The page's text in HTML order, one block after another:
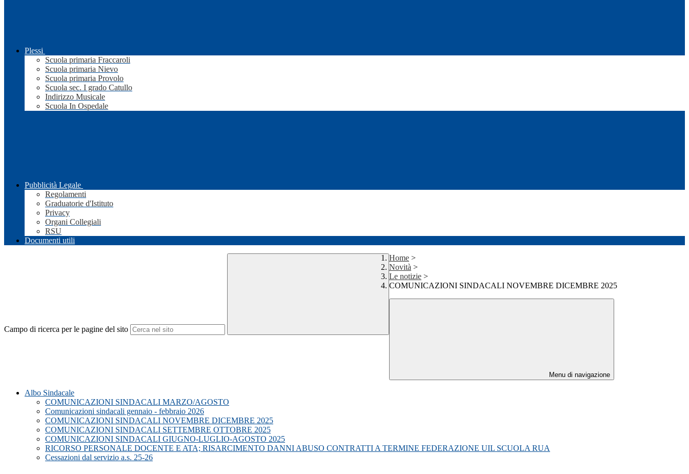
Plessi
Scuola primaria Fraccaroli
Scuola primaria Nievo
Scuola primaria Provolo
Scuola sec. I grado Catullo
Indirizzo Musicale
Scuola In Ospedale
Pubblicità Legale
Regolamenti
Graduatorie d'Istituto
Privacy
Organi Collegiali
RSU
Documenti utili
Campo di ricerca per le pagine del sito
Home >
Novità >
Le notizie >
COMUNICAZIONI SINDACALI NOVEMBRE DICEMBRE 2025
Menu di navigazione
Albo Sindacale
COMUNICAZIONI SINDACALI MARZO/AGOSTO
Comunicazioni sindacali gennaio - febbraio 2026
COMUNICAZIONI SINDACALI NOVEMBRE DICEMBRE 2025
COMUNICAZIONI SINDACALI SETTEMBRE OTTOBRE 2025
COMUNICAZIONI SINDACALI GIUGNO-LUGLIO-AGOSTO 2025
RICORSO PERSONALE DOCENTE E ATA; RISARCIMENTO DANNI ABUSO CONTRATTI A TERMINE FEDERAZIONE UIL SCUOLA RUA
Cessazioni dal servizio a.s. 25-26